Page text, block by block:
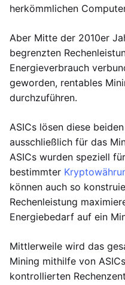
herkömmlichen
Aber Mitte der 2010er
begrenzten
Energieverbrauch
geworden, rentables
durchzuführen.
ASICs lösen diese
ausschließlich für das
ASICs wurden speziell
bestimmter
können auch so
Rechenleistung
Energiebedarf auf ein
Mittlerweile wird das
Mining mithilfe von
kontrollierten